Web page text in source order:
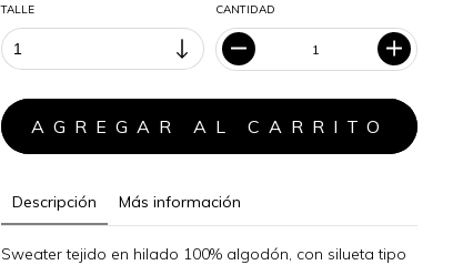
TALLE CANTIDAD
Descripción Más información
Sweater tejido en hilado 100% algodón, con silueta tipo